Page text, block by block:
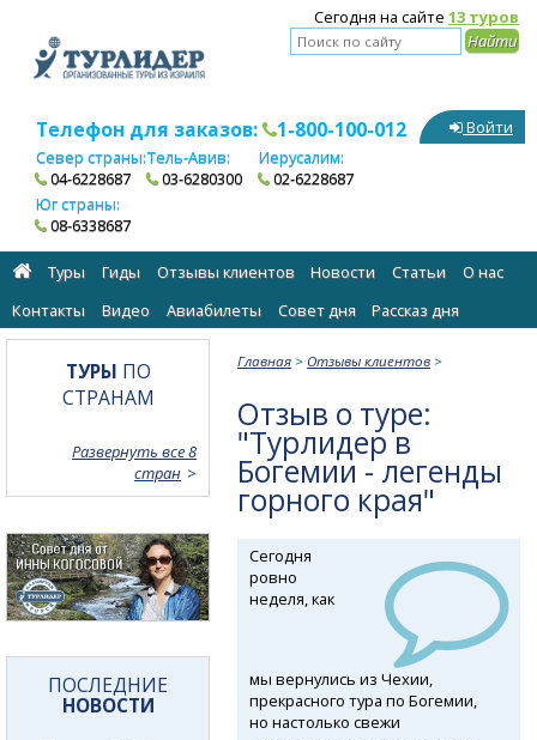
Сегодня на сайте 13 туров
Телефон для заказов: 1-800-100-012
Север страны:
04-6228687
Тель-Авив:
03-6280300
Иерусалим:
02-6228687
Юг страны:
08-6338687
Войти
Туры Гиды Отзывы клиентов Новости Статьи
О нас
Контакты
Видео Авиабилеты Cовет дня Рассказ дня
Главная > Отзывы клиентов >
Отзыв о туре:
"Турлидер в
Богемии - легенды
горного края"
Сегодня
ровно
неделя, как
мы вернулись из Чехии,
прекрасного тура по Богемии,
но настолько свежи
ТУРЫ ПО
СТРАНАМ
Развернуть все 8
стран
ПОСЛЕДНИЕ
НОВОСТИ